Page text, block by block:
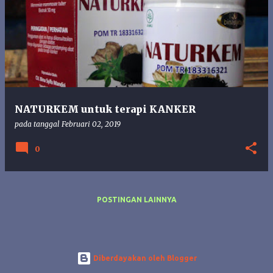
n
g
a
NATURKEM untuk terapi KANKER
pada tanggal Februari 02, 2019
0
POSTINGAN LAINNYA
Diberdayakan oleh Blogger